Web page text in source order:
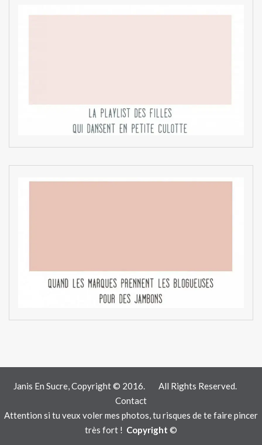
Janis En Sucre, Copyright © 2016.
All Rights Reserved.
Contact
Attention si tu veux voler mes photos, tu risques de te faire pincer
très fort ! Copyright ©